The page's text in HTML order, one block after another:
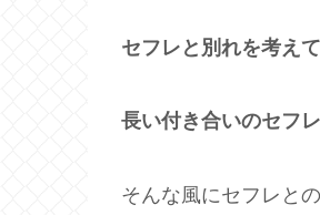
セフレと別れを考え
長い付き合いのセフ
そんな風にセフレと